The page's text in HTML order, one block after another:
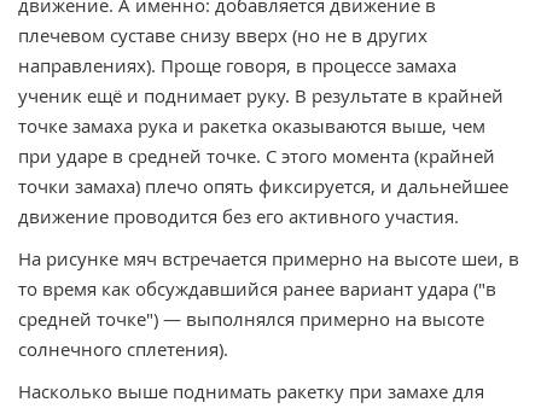
движение. А именно: добавляется движение в
плечевом суставе снизу вверх (но не в других
направлениях). Проще говоря, в процессе замаха
ученик ещё и поднимает руку. В результате в крайней
точке замаха рука и ракетка оказываются выше, чем
при ударе в средней точке. С этого момента (крайней
точки замаха) плечо опять фиксируется, и дальнейшее
движение проводится без его активного участия.
На рисунке мяч встречается примерно на высоте шеи, в
то время как обсуждавшийся ранее вариант удара ("в
средней точке") — выполнялся примерно на высоте
солнечного сплетения).
Насколько выше поднимать ракетку при замахе для